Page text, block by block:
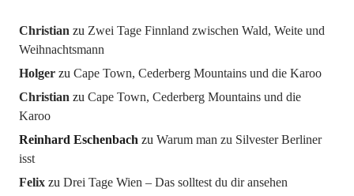
Christian zu Zwei Tage Finnland zwischen Wald, Weite und
Weihnachtsmann
Holgerzu Cape Town, Cederberg Mountains und die Karoo
Christian zu Cape Town, Cederberg Mountains und die
Karoo
Reinhard Eschenbach zu Warum man zu Silvester Berliner
isst
Felixzu Drei Tage Wien – Das solltest du dir ansehen